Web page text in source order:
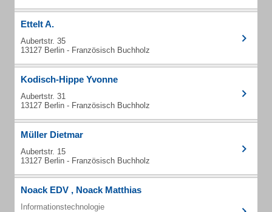
Ettelt A.
Aubertstr. 35
13127 Berlin - Französisch Buchholz
Kodisch-Hippe Yvonne
Aubertstr. 31
13127 Berlin - Französisch Buchholz
Müller Dietmar
Aubertstr. 15
13127 Berlin - Französisch Buchholz
Noack EDV , Noack Matthias
Informationstechnologie